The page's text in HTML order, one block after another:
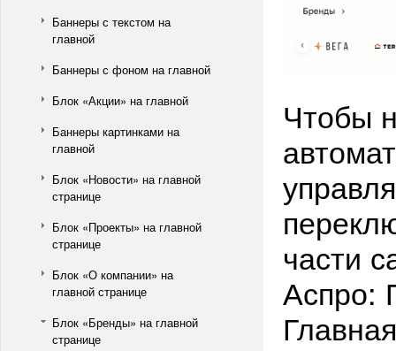
Баннеры с текстом на
главной
Баннеры с фоном на главной
Блок «Акции» на главной
Баннеры картинками на
главной
Блок «Новости» на главной
странице
Блок «Проекты» на главной
странице
Блок «О компании» на
главной странице
Блок «Бренды» на главной
странице
Чтобы
части
Аспро: